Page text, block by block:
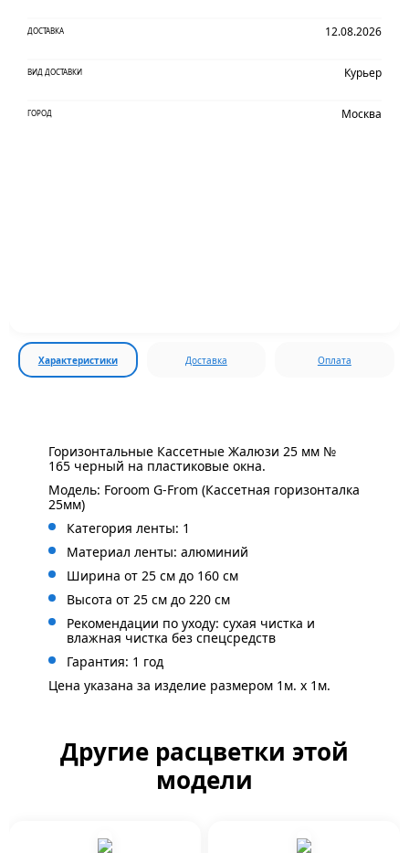
ДОСТАВКА 12.08.2026
ВИД ДОСТАВКИ Курьер
ГОРОД Москва
Характеристики Доставка Оплата
Горизонтальные Кассетные Жалюзи 25 мм №
165 черный на пластиковые окна.
Модель: Foroom G-From (Кассетная горизонталка
25мм)
Категория ленты: 1
Материал ленты: алюминий
Ширина от 25 см до 160 см
Высота от 25 см до 220 см
Рекомендации по уходу: сухая чистка и
влажная чистка без спецсредств
Гарантия: 1 год
Цена указана за изделие размером 1м. x 1м.
Другие расцветки этой
модели